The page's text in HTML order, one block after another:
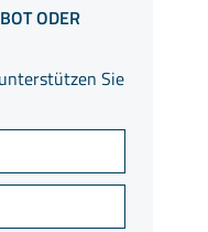
ODER
Sie